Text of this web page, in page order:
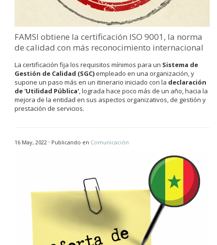
FAMSI obtiene la certificación ISO 9001, la norma
de calidad con más reconocimiento internacional
La certificación fija los requisitos mínimos para un Sistema de
Gestión de Calidad (SGC)empleado en una organización, y
supone un paso más en un itinerario iniciado con la declaración
de 'Utilidad Pública', lograda hace poco más de un año, hacia la
mejora de la entidad en sus aspectos organizativos, de gestión y
prestación de servicios.
16 May, 2022 · Publicando en Comunicación